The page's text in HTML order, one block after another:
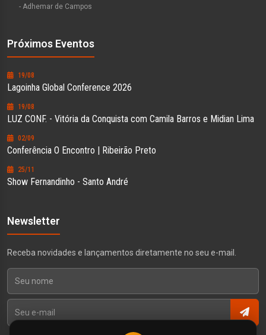
- Adhemar de Campos
Próximos Eventos
19/08
Lagoinha Global Conference 2026
19/08
LUZ CONF. - Vitória da Conquista com Camila Barros e Midian Lima
02/09
Conferência O Encontro | Ribeirão Preto
25/11
Show Fernandinho - Santo André
Newsletter
Receba novidades e lançamentos diretamente no seu e-mail.